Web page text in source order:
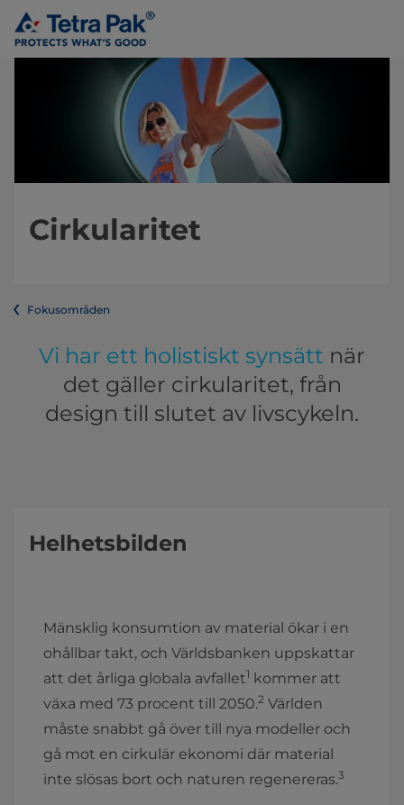
Cirkularitet
Fokusområden
Vi har ett holistiskt synsätt när
det gäller cirkularitet, från
design till slutet av livscykeln.
Helhetsbilden
Mänsklig konsumtion av material ökar i en
ohållbar takt, och Världsbanken uppskattar
att det årliga globala avfallet1 kommer att
växa med 73 procent till 2050.2 Världen
måste snabbt gå över till nya modeller och
gå mot en cirkulär ekonomi där material
inte slösas bort och naturen regenereras.3